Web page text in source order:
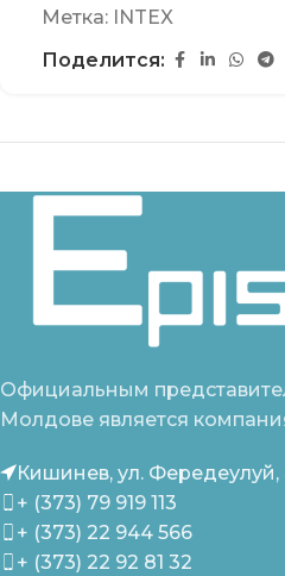
Метка: INTEX
Поделится:
Официальным
Молдове является
Кишинев, ул. Фередеулуй,
+ (373) 79 919 113
+ (373) 22 944 566
+ (373) 22 92 81 32